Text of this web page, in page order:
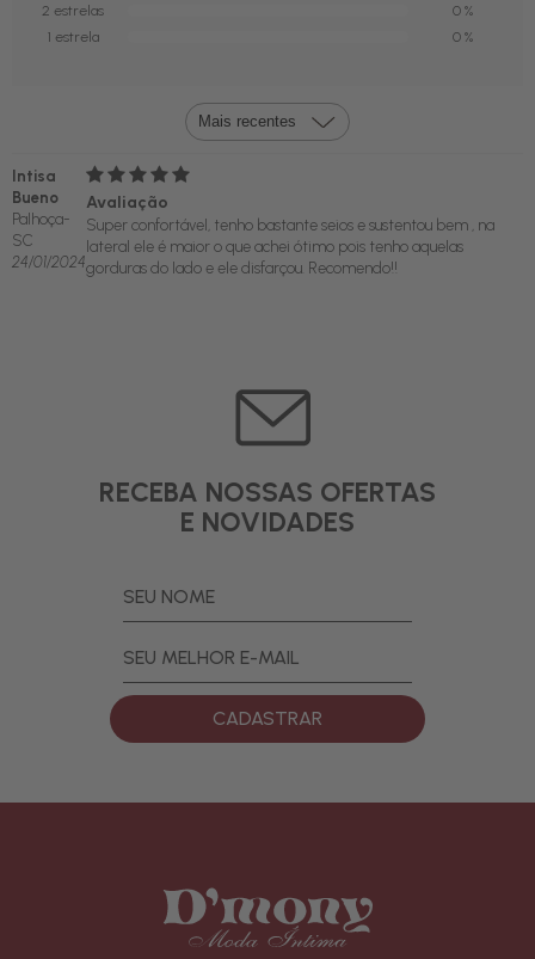
2 estrelas
0 %
1 estrela
0 %
Intisa
Bueno
Palhoça-
SC
24/01/2024
Avaliação
Super confortável, tenho bastante seios e sustentou bem , na
lateral ele é maior o que achei ótimo pois tenho aquelas
gorduras do lado e ele disfarçou. Recomendo!!
RECEBA NOSSAS OFERTAS
E NOVIDADES
CADASTRAR